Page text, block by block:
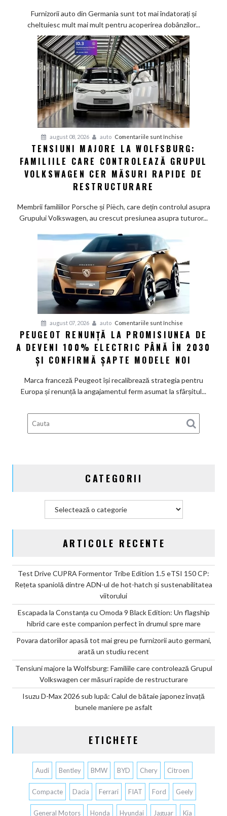
mai
greu
furnizorii
auto
germani,
arată
un
studiu
recent
Furnizorii auto din Germania sunt tot mai îndatorați și
cheltuiesc mult mai mult pentru acoperirea dobânzilor...
august 08, 2026 auto Comentariile sunt închise
Tensiuni
majore
la
care
măsuri
rapide
de
TENSIUNI MAJORE LA WOLFSBURG:
FAMILIILE CARE CONTROLEAZĂ GRUPUL
VOLKSWAGEN CER MĂSURI RAPIDE DE
RESTRUCTURARE
Membrii familiilor Porsche și Piëch, care dețin controlul asupra
Grupului Volkswagen, au crescut presiunea asupra tuturor...
august 07, 2026 auto Comentariile sunt închise
Peugeot
renunță
la
de
a
electric
până
modele
PEUGEOT RENUNȚĂ LA PROMISIUNEA DE
A DEVENI 100% ELECTRIC PÂNĂ ÎN 2030
ȘI CONFIRMĂ ȘAPTE MODELE NOI
Marca franceză Peugeot își recalibrează strategia pentru
Europa și renunță la angajamentul ferm asumat la sfârșitul...
CATEGORII
ARTICOLE RECENTE
Test Drive CUPRA Formentor Tribe Edition 1.5 eTSI 150 CP:
Rețeta spaniolă dintre ADN-ul de hot-hatch și sustenabilitatea
viitorului
Escapada la Constanța cu Omoda 9 Black Edition: Un flagship
hibrid care este companion perfect în drumul spre mare
Povara datoriilor apasă tot mai greu pe furnizorii auto germani,
arată un studiu recent
Tensiuni majore la Wolfsburg: Familiile care controlează Grupul
Volkswagen cer măsuri rapide de restructurare
Isuzu D-Max 2026 sub lupă: Calul de bătaie japonez învață
bunele maniere pe asfalt
ETICHETE
Audi Bentley BMW BYD Chery Citroen
Compacte Dacia Ferrari FIAT Ford Geely
General Motors Honda Hyundai Jaguar Kia